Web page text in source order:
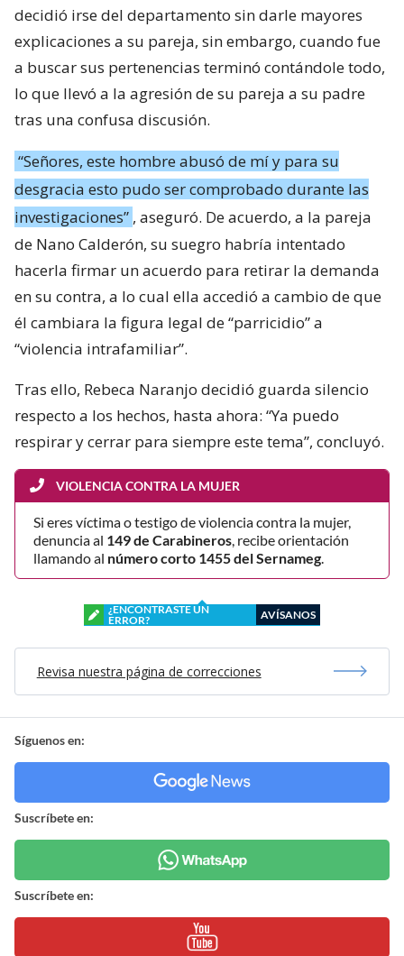
decidió irse del departamento sin darle mayores
explicaciones a su pareja, sin embargo, cuando fue
a buscar sus pertenencias terminó contándole todo,
lo que llevó a la agresión de su pareja a su padre
tras una confusa discusión.
“Señores, este hombre abusó de mí y para su
desgracia esto pudo ser comprobado durante las
investigaciones” , aseguró. De acuerdo, a la pareja
de Nano Calderón, su suegro habría intentado
hacerla firmar un acuerdo para retirar la demanda
en su contra, a lo cual ella accedió a cambio de que
él cambiara la figura legal de “parricidio” a
“violencia intrafamiliar”.
Tras ello, Rebeca Naranjo decidió guarda silencio
respecto a los hechos, hasta ahora: “Ya puedo
respirar y cerrar para siempre este tema”, concluyó.
VIOLENCIA CONTRA LA MUJER
Si eres víctima o testigo de violencia contra la mujer,
denuncia al 149 de Carabineros , recibe orientación
llamando al número corto 1455 del Sernameg
¿ENCONTRASTE UN
ERROR?
AVÍSANOS
Revisa nuestra página de correcciones
Síguenos en:
Suscríbete en:
Suscríbete en: